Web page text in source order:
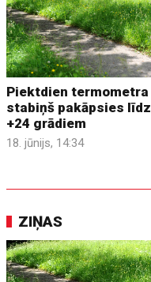
Piektdien termometra
stabiņš pakāpsies līdz
+24 grādiem
18. jūnijs, 14:34
ZIŅAS